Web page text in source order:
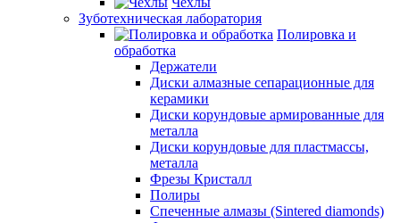
Зуботехническая лаборатория
Полировка и
обработка
Держатели
Диски алмазные сепарационные для
керамики
Диски корундовые армированные для
металла
Диски корундовые для пластмассы,
металла
Фрезы Кристалл
Полиры
Спеченные алмазы (Sintered diamonds)